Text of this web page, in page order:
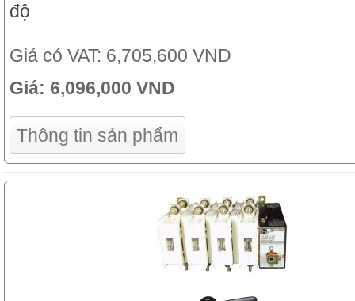
độ
Giá có VAT: 6,705,600 VND
Giá: 6,096,000 VND
Thông tin sản phẩm